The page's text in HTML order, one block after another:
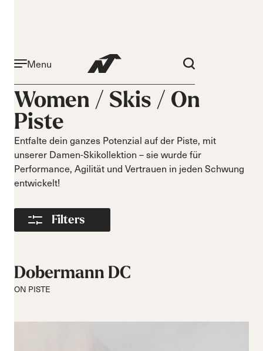
Menu
Women / Skis / On
Piste
Entfalte dein ganzes Potenzial auf der Piste, mit
unserer Damen-Skikollektion – sie wurde für
Performance, Agilität und Vertrauen in jeden Schwung
entwickelt!
Filters
On piste
All mountain
All mountain
touring
Freeride
Race
Anfänger
Kurz
Mittel
Dobermann DC
ON PISTE